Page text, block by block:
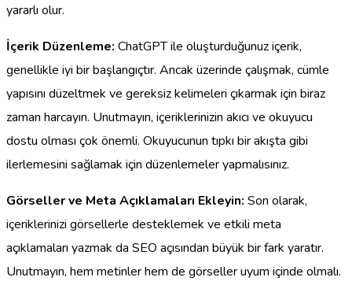
yararlı olur.
İçerik Düzenleme: ChatGPT ile oluşturduğunuz içerik,
genellikle iyi bir başlangıçtır. Ancak üzerinde çalışmak, cümle
yapısını düzeltmek ve gereksiz kelimeleri çıkarmak için biraz
zaman harcayın. Unutmayın, içeriklerinizin akıcı ve okuyucu
dostu olması çok önemli. Okuyucunun tıpkı bir akışta gibi
ilerlemesini sağlamak için düzenlemeler yapmalısınız.
Görseller ve Meta Açıklamaları Ekleyin: Son olarak,
içeriklerinizi görsellerle desteklemek ve etkili meta
açıklamaları yazmak da SEO açısından büyük bir fark yaratır.
Unutmayın, hem metinler hem de görseller uyum içinde olmalı.